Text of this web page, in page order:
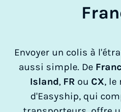
Envoyer un colis à
aussi simple. De
Island, FR ou CX, le
d'Easyship, qui